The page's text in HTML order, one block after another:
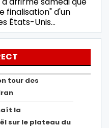
finalisation" d'un
États-Unis…
tour des
la
sur le plateau du